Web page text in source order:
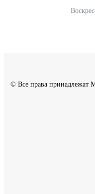
© Все права принадлежат